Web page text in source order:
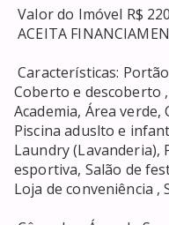
Valor do Imóvel R$ 220.000,00
ACEITA FINANCIAMENTO
Características: Portão Eletrônico, Playground
Coberto e descoberto
Academia, Área
Piscina aduslto e
Laundry (Lavanderia),
esportiva, Salão de
Loja de conveniência